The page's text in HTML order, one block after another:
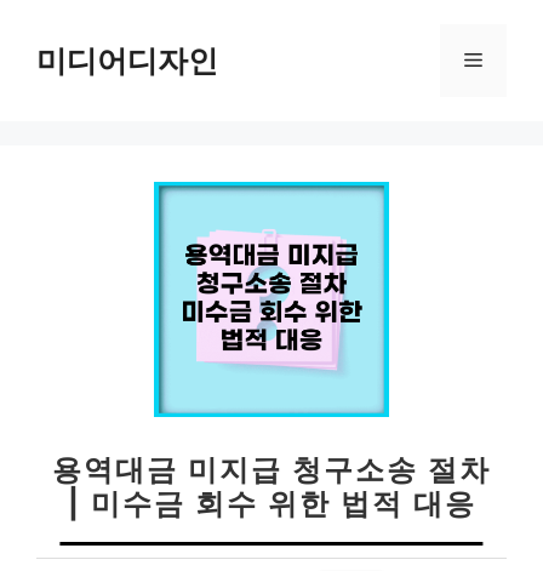
미디어디자인 메
용역대금 미지급 청구소송 절차
| 미수금 회수 위한 법적 대응